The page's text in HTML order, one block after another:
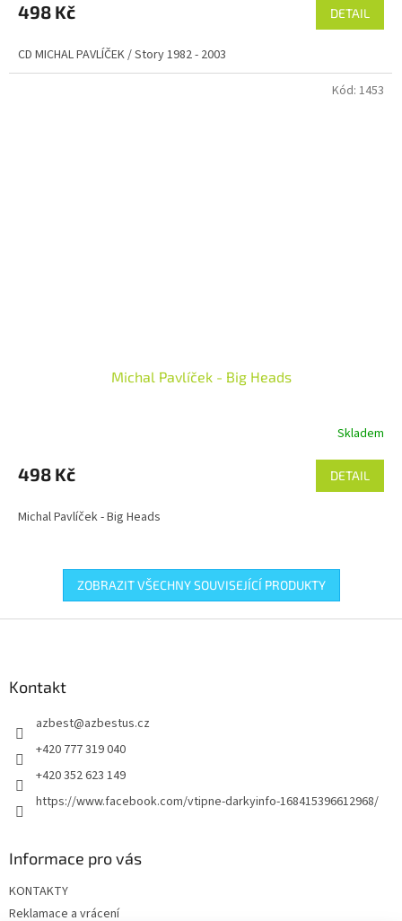
498 Kč DETAIL
CD MICHAL PAVLÍČEK / Story 1982 - 2003
Michal Pavlíček - Big Heads
Skladem
498 Kč DETAIL
Michal Pavlíček - Big Heads
Kód: 1453
ZOBRAZIT VŠECHNY SOUVISEJÍCÍ PRODUKTY
Kontakt
azbest@azbestus.cz
+420 777 319 040
+420 352 623 149
https://www.facebook.com/vtipne-darkyinfo-168415396612968/
Informace pro vás
KONTAKTY
Reklamace a vrácení